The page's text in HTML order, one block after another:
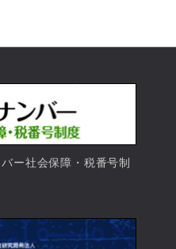
ー社会保障・税番号制